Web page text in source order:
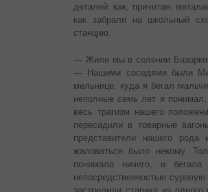
деталей: как, причитая,
как забрали на школьный
станцию.
— Жили мы в селении
— Нашими соседями были
мельнице, куда я бегал
неполные семь лет я понимал,
весь трагизм нашего
пересадили в товарные
представители нашего
жаловаться было некому.
понимала ничего, и
непосредственностью